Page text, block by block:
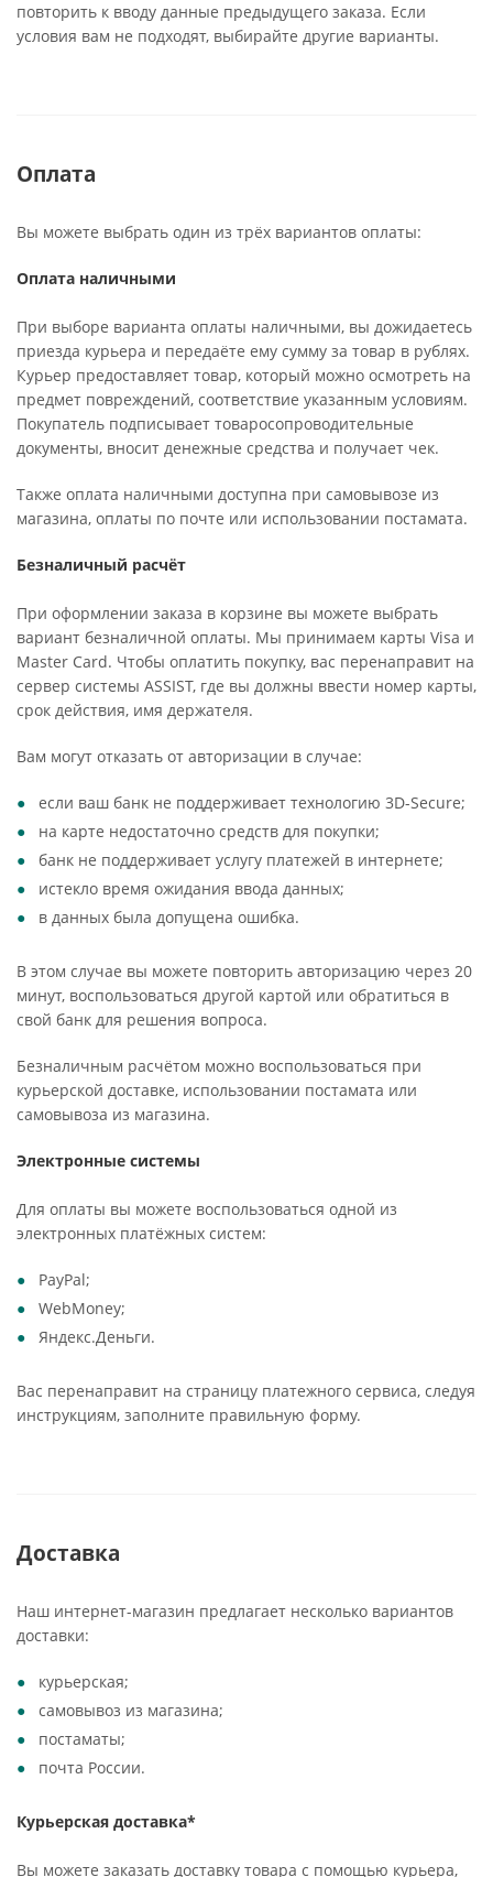
повторить к вводу данные предыдущего заказа. Если
условия вам не подходят, выбирайте другие варианты.
Оплата
Вы можете выбрать один из трёх вариантов оплаты:
Оплата наличными
При выборе варианта оплаты наличными, вы дожидаетесь
приезда курьера и передаёте ему сумму за товар в рублях.
Курьер предоставляет товар, который можно осмотреть на
предмет повреждений, соответствие указанным условиям.
Покупатель подписывает товаросопроводительные
документы, вносит денежные средства и получает чек.
Также оплата наличными доступна при самовывозе из
магазина, оплаты по почте или использовании постамата.
Безналичный расчёт
При оформлении заказа в корзине вы можете выбрать
вариант безналичной оплаты. Мы принимаем карты Visa и
Master Card. Чтобы оплатить покупку, вас перенаправит на
сервер системы ASSIST, где вы должны ввести номер карты,
срок действия, имя держателя.
Вам могут отказать от авторизации в случае:
если ваш банк не поддерживает технологию 3D-Secure;
на карте недостаточно средств для покупки;
банк не поддерживает услугу платежей в интернете;
истекло время ожидания ввода данных;
в данных была допущена ошибка.
В этом случае вы можете повторить авторизацию через 20
минут, воспользоваться другой картой или обратиться в
свой банк для решения вопроса.
Безналичным расчётом можно воспользоваться при
курьерской доставке, использовании постамата или
самовывоза из магазина.
Электронные системы
Для оплаты вы можете воспользоваться одной из
электронных платёжных систем:
PayPal;
WebMoney;
Яндекс.Деньги.
Вас перенаправит на страницу платежного сервиса, следуя
инструкциям, заполните правильную форму.
Доставка
Наш интернет-магазин предлагает несколько вариантов
доставки:
курьерская;
самовывоз из магазина;
постаматы;
почта России.
Курьерская доставка*
Вы можете заказать доставку товара с помощью курьера,